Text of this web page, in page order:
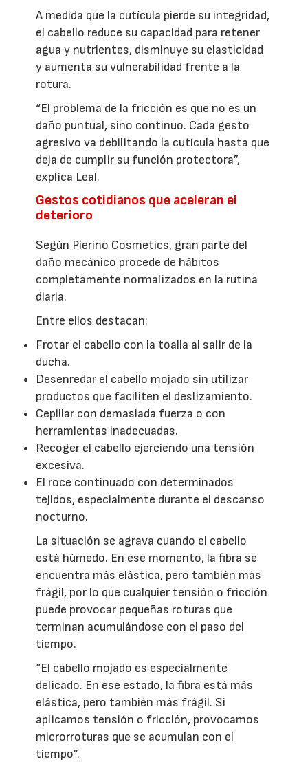
A medida que la cutícula pierde su integridad,
el cabello reduce su capacidad para retener
agua y nutrientes, disminuye su elasticidad
y aumenta su vulnerabilidad frente a la
rotura.
“El problema de la fricción es que no es un
daño puntual, sino continuo. Cada gesto
agresivo va debilitando la cutícula hasta que
deja de cumplir su función protectora”,
explica Leal.
Gestos cotidianos que aceleran el
deterioro
Según Pierino Cosmetics, gran parte del
daño mecánico procede de hábitos
completamente normalizados en la rutina
diaria.
Entre ellos destacan:
Frotar el cabello con la toalla al salir de la
ducha.
Desenredar el cabello mojado sin utilizar
productos que faciliten el deslizamiento.
Cepillar con demasiada fuerza o con
herramientas inadecuadas.
Recoger el cabello ejerciendo una tensión
excesiva.
El roce continuado con determinados
tejidos, especialmente durante el descanso
nocturno.
La situación se agrava cuando el cabello
está húmedo. En ese momento, la fibra se
encuentra más elástica, pero también más
frágil, por lo que cualquier tensión o fricción
puede provocar pequeñas roturas que
terminan acumulándose con el paso del
tiempo.
“El cabello mojado es especialmente
delicado. En ese estado, la fibra está más
elástica, pero también más frágil. Si
aplicamos tensión o fricción, provocamos
microrroturas que se acumulan con el
tiempo”.